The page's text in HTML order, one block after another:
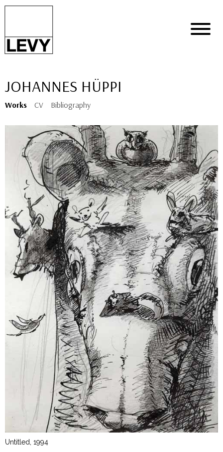
JOHANNES HÜPPI
Works CV Bibliography
Untitled, 1994